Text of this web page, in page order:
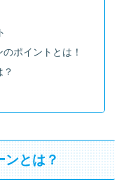
ポイントとは！
ンとは？